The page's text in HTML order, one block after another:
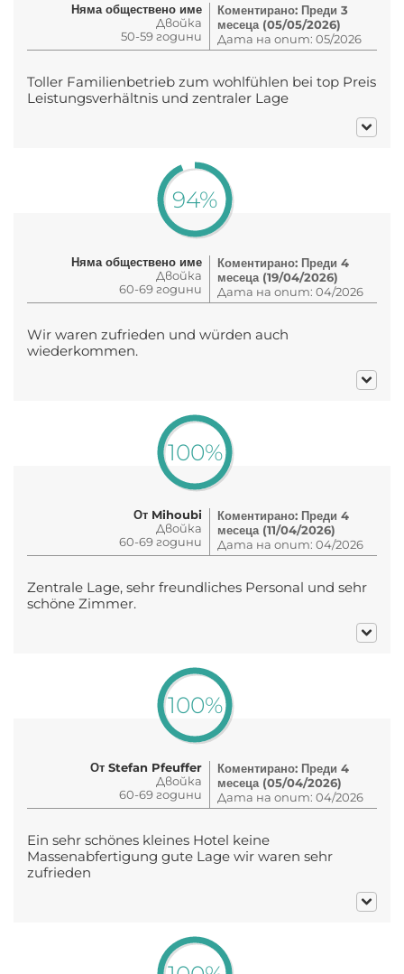
Няма обществено име
Двойка
50-59 години
Коментирано: Преди 3
месеца (05/05/2026)
Дата на опит: 05/2026
Toller Familienbetrieb zum wohlfühlen bei top Preis
Leistungsverhältnis und zentraler Lage
94%
Няма обществено име
Двойка
60-69 години
Коментирано: Преди 4
месеца (19/04/2026)
Дата на опит: 04/2026
Wir waren zufrieden und würden auch
wiederkommen.
100%
От Mihoubi
Двойка
60-69 години
Коментирано: Преди 4
месеца (11/04/2026)
Дата на опит: 04/2026
Zentrale Lage, sehr freundliches Personal und sehr
schöne Zimmer.
100%
От Stefan Pfeuffer
Двойка
60-69 години
Коментирано: Преди 4
месеца (05/04/2026)
Дата на опит: 04/2026
Ein sehr schönes kleines Hotel keine
Massenabfertigung gute Lage wir waren sehr
zufrieden